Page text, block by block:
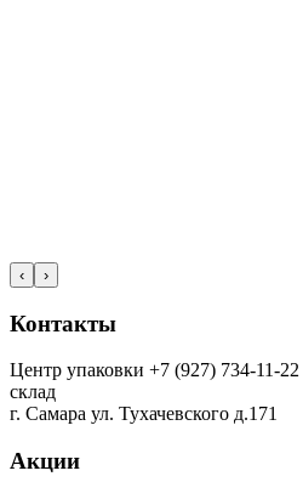
‹ ›
Контакты
Центр упаковки +7 (927) 734-11-22
склад
г. Самара ул. Тухачевского д.171
Акции